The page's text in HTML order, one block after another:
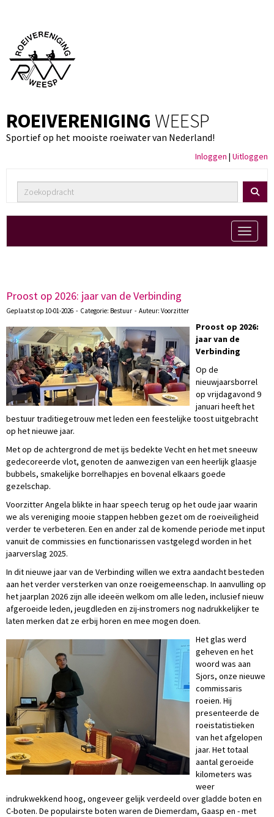
ROEIVERENIGING WEESP
Sportief op het mooiste roeiwater van Nederland!
Inloggen | Uitloggen
Toggle
Proost op 2026: jaar van de Verbinding
Geplaatst op 10-01-2026 - Categorie: Bestuur - Auteur: Voorzitter
Proost op 2026:
jaar van de
Verbinding
Op de
nieuwjaarsborrel
op vrijdagavond 9
januari heeft het
bestuur traditiegetrouw met leden een feestelijke toost uitgebracht
op het nieuwe jaar.
Met op de achtergrond de met ijs bedekte Vecht en het met sneeuw
gedecoreerde vlot, genoten de aanwezigen van een heerlijk glaasje
bubbels, smakelijke borrelhapjes en bovenal elkaars goede
gezelschap.
Voorzitter Angela blikte in haar speech terug op het oude jaar waarin
we als vereniging mooie stappen hebben gezet om de roeiveiligheid
verder te verbeteren. Een en ander zal de komende periode met input
vanuit de commissies en functionarissen vastgelegd worden in het
jaarverslag 2025.
In dit nieuwe jaar van de Verbinding willen we extra aandacht besteden
aan het verder versterken van onze roeigemeenschap. In aanvulling op
het jaarplan 2026 zijn alle ideeën welkom om alle leden, inclusief nieuw
afgeroeide leden, jeugdleden en zij-instromers nog nadrukkelijker te
laten merken dat ze erbij horen en mee mogen doen.
Het glas werd
geheven en het
woord was aan
Sjors, onze nieuwe
commissaris
roeien. Hij
presenteerde de
roeistatistieken
van het afgelopen
jaar. Het totaal
aantal geroeide
kilometers was
weer
indrukwekkend hoog, ongeveer gelijk verdeeld over gladde boten en
C-boten. De populairste boten waren de Diemerdam, Gaasp en - met